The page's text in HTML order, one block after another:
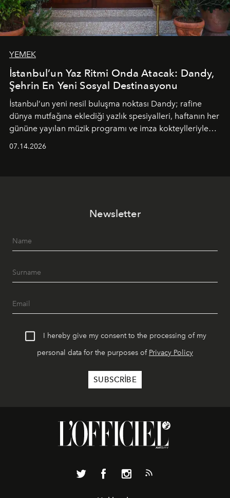
YEMEK
İstanbul’un Yaz Ritmi Onda Atacak: Dandy,
Şehrin En Yeni Sosyal Destinasyonu
İstanbul’un yeni nesil buluşma noktası Dandy; rafine
dünya mutfağına eklediği yazlık spesiyalleri, haftanın her
gününe yayılan müzik programı ve imza kokteylleriyle
07.14.2026
Newsletter
I hereby give my consent to the processing of my
personal data for the purposes of Privacy Policy